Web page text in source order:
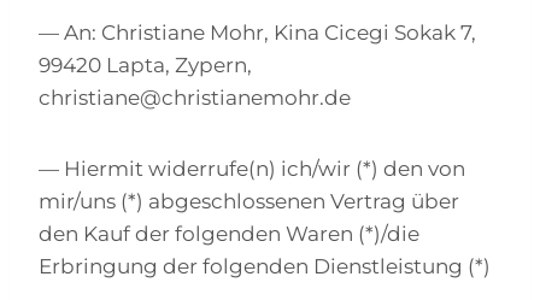
— An: Christiane Mohr, Kina Cicegi Sokak 7,
99420 Lapta, Zypern,
christiane@christianemohr.de
— Hiermit widerrufe(n) ich/wir (*) den von
mir/uns (*) abgeschlossenen Vertrag über
den Kauf der folgenden Waren (*)/die
Erbringung der folgenden Dienstleistung (*)